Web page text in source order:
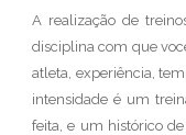
A realização de
disciplina com que
atleta, experiência,
intensidade é um
feita, e um histórico